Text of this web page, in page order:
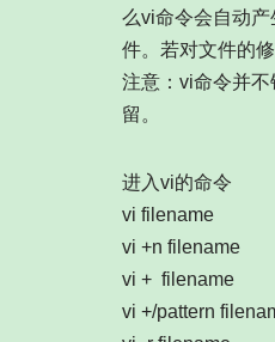
么vi命令会自动
件。若对文件的
注意：vi命令并
留。
进入vi的命令
vi filename 打
vi +n filename
vi + filename
vi +/pattern